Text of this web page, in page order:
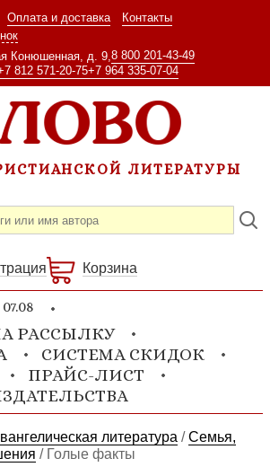
Оплата и доставка
Контакты
Конюшенная, д. 9, 8 800 201-43-49
812 571-20-75+7 964 335-07-04
ЛИТЕРАТУРЫ
Корзина
РАССЫЛКУ
СИСТЕМА СКИДОК
ПРАЙС-ЛИСТ
литература /Семья,
/ Голые факты